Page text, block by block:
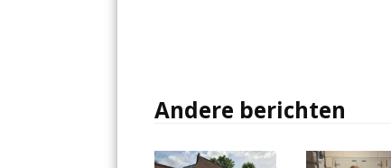
Andere berichten